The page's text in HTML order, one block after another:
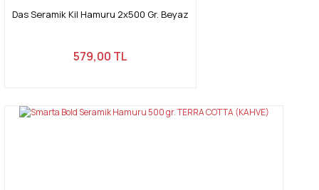
Das Seramik Kil Hamuru 2x500 Gr. Beyaz
579,00 TL